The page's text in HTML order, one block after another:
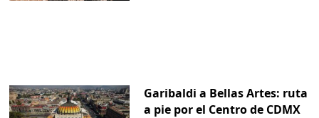
Garibaldi a Bellas Artes: ruta
a pie por el Centro de CDMX